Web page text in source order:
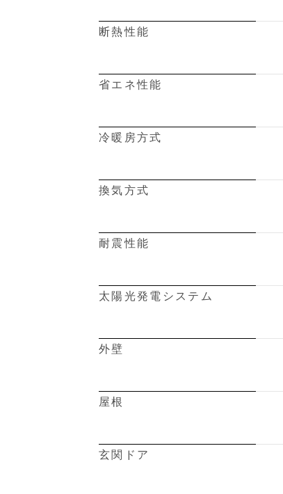
断熱性能
省エネ性能
冷暖房方式
換気方式
耐震性能
太陽光発電システム
外壁
屋根
玄関ドア